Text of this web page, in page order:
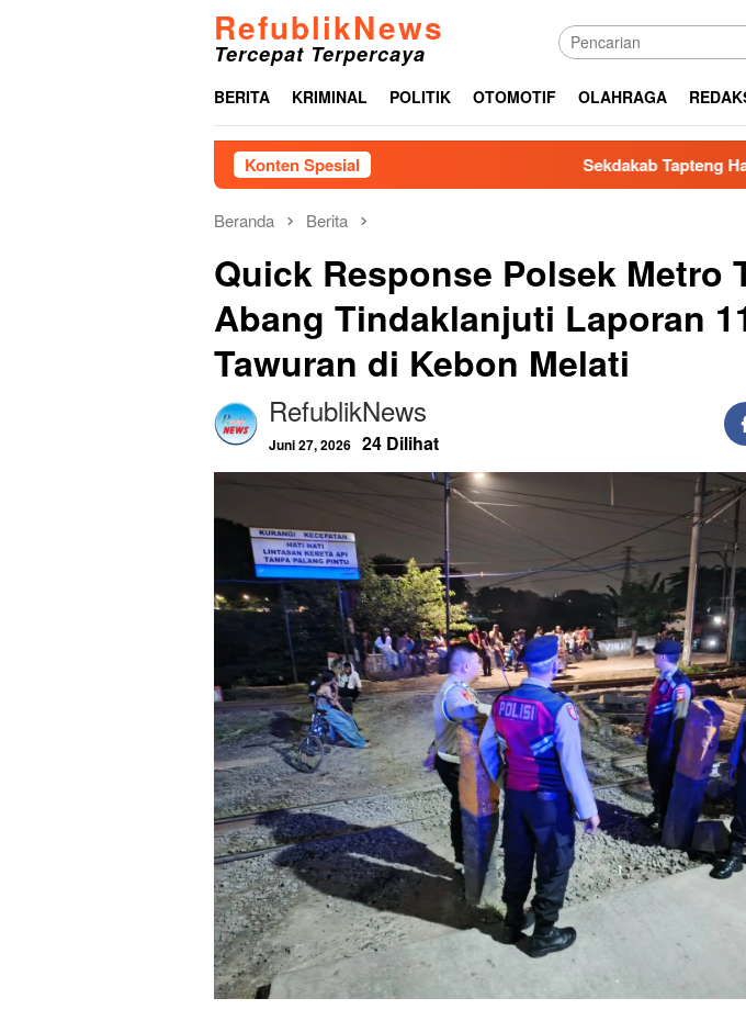
RefublikNews
Tercepat Terpercaya
BERITA KRIMINAL POLITIK OTOMOTIF OLAHRAGA
Konten Spesial Sekdakab Tapteng Hadiri Rakor
Beranda Berita
Quick Response Polsek Metro
Abang Tindaklanjuti Laporan
Tawuran di Kebon Melati
RefublikNews
Juni 27, 2026 24 Dilihat